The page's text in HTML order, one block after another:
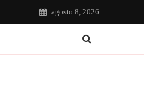
agosto 8, 2026